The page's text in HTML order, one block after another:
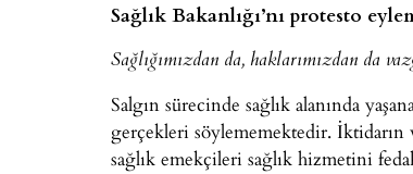
Sağlık Bakanlığı’nı protesto
Sağlığımızdan da, haklarımızdan da
Salgın sürecinde sağlık alanında
gerçekleri söylememektedir. İktidarın
sağlık emekçileri sağlık hizmetini